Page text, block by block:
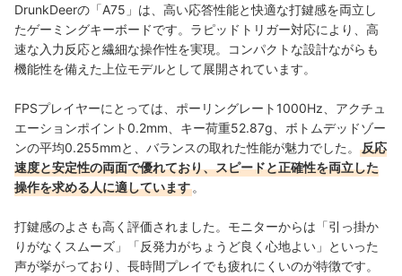
DrunkDeerの「A75」は、高い応答性能と快適な打鍵感を両立し
たゲーミングキーボードです。ラピッドトリガー対応により、高
速な入力反応と繊細な操作性を実現。コンパクトな設計ながらも
機能性を備えた上位モデルとして展開されています。
FPSプレイヤーにとっては、ポーリングレート1000Hz、アクチュ
エーションポイント0.2mm、キー荷重52.87g、ボトムデッドゾー
ンの平均0.255mmと、バランスの取れた性能が魅力でした。
反応
速度と安定性の両面で優れており、スピードと正確性を両立した
操作を求める人に適しています 。
打鍵感のよさも高く評価されました。モニターからは「引っ掛か
りがなくスムーズ」「反発力がちょうど良く心地よい」といった
声が挙がっており、長時間プレイでも疲れにくいのが特徴です。